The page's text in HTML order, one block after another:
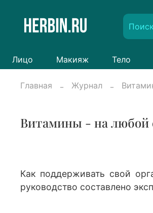
Лицо Макияж Тело
Главная Журнал
Витамины - на любой
Как поддерживать свой
руководство составлено